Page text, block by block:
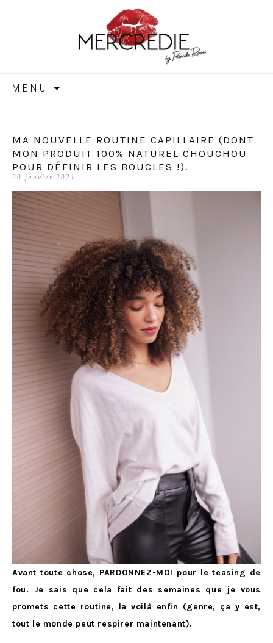
MERCREDIE
MENU
MA NOUVELLE ROUTINE CAPILLAIRE (DONT
MON PRODUIT 100% NATUREL CHOUCHOU
POUR DÉFINIR LES BOUCLES !).
20 janvier 2021
Avant toute chose, PARDONNEZ-MOI pour le teasing de
fou. Je sais que cela fait des semaines que je vous
promets cette routine, la voilà enfin (genre, ça y est,
tout le monde peut respirer maintenant).